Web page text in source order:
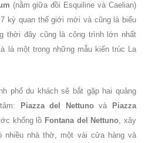
(nằm giữa đồi Esquiline và Caelian)
kỳ quan thế giới mới và cũng là biểu
thời đây cũng là công trình lớn nhất
là một trong những mẫu kiến trúc La
phố du khách sẽ bắt gặp hai quảng
Piazza del Nettunovà
Piazza
khổng lồ Fontana del Nettuno, xây
nhiều nhà thờ, một vài cửa hàng và